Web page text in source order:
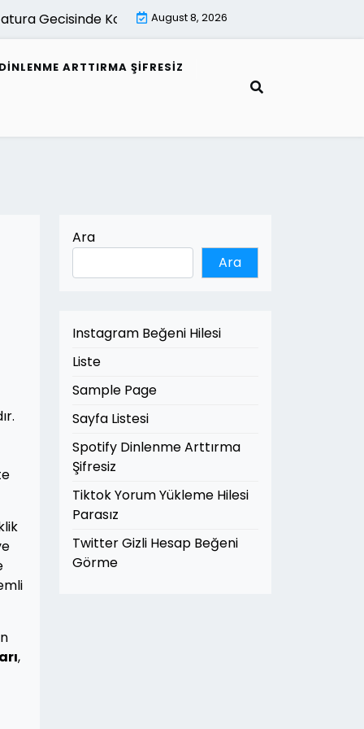
Gecisinde Kontrol Listesi |Mimari Gorsellestirme İle
August 8, 2026
ARTTIRMA ŞIFRESIZ
,
Ara
Ara
Instagram Beğeni Hilesi
Liste
Sample Page
Sayfa Listesi
Spotify Dinlenme Arttırma
Şifresiz
Tiktok Yorum Yükleme Hilesi
Parasız
Twitter Gizli Hesap Beğeni
Görme